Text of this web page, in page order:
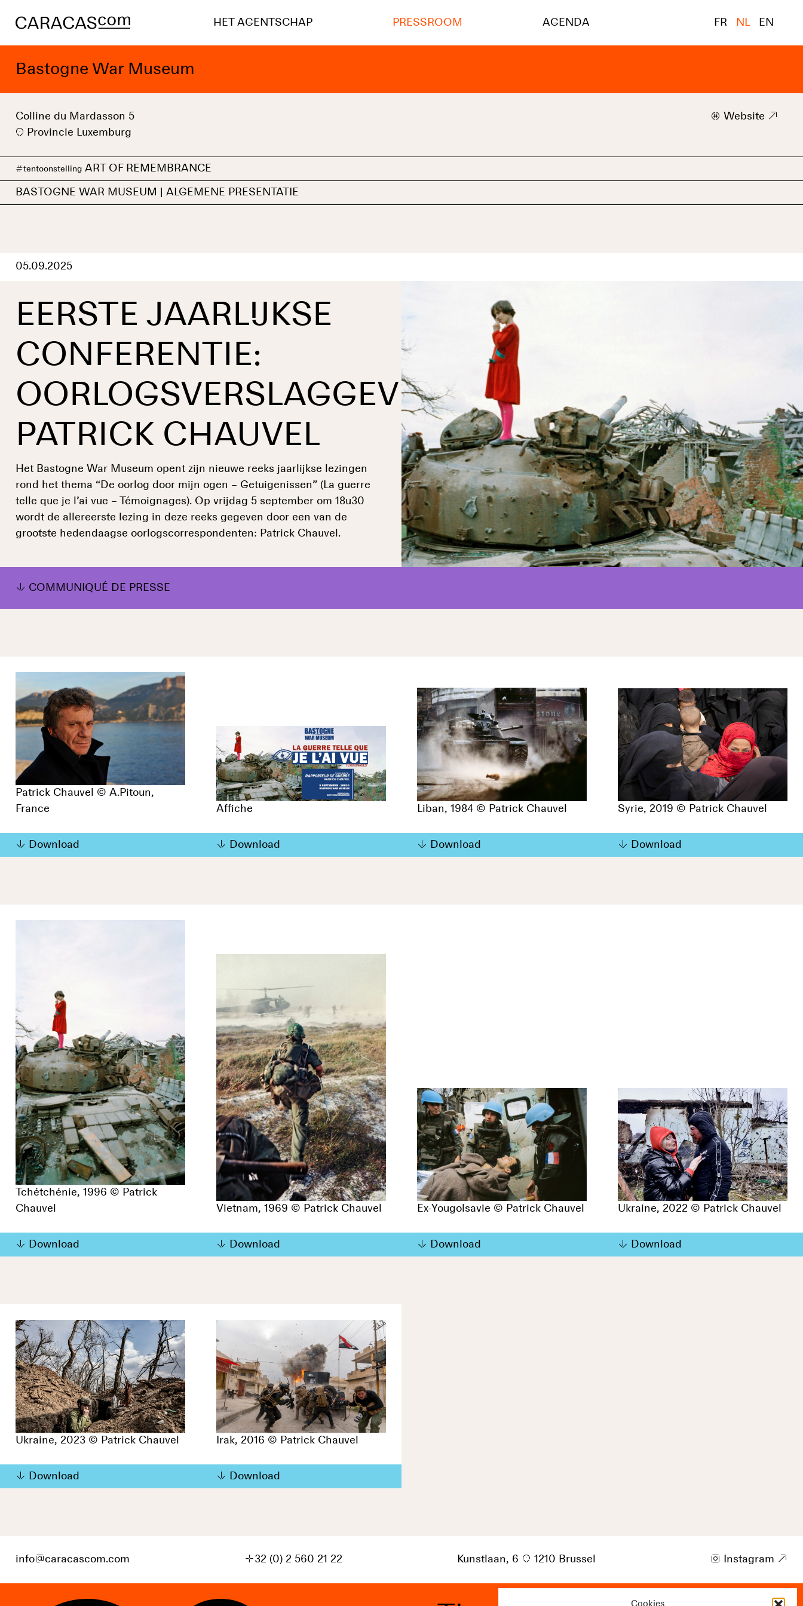
Cookies
HET AGENTSCHAP PRESSROOM AGENDA FR NL EN
Bastogne War Museum
Colline du Mardasson 5
Provincie Luxemburg
w Website 9
#tentoonstelling ART OF REMEMBRANCE
BASTOGNE WAR MUSEUM | ALGEMENE PRESENTATIE
05.09.2025
EERSTE JAARLIJKSE
CONFERENTIE:
OORLOGSVERSLAGGEVER.
PATRICK CHAUVEL
Het Bastogne War Museum opent zijn nieuwe reeks jaarlijkse lezingen
rond het thema “De oorlog door mijn ogen – Getuigenissen” (La guerre
telle que je l’ai vue – Témoignages). Op vrijdag 5 september om 18u30
wordt de allereerste lezing in deze reeks gegeven door een van de
grootste hedendaagse oorlogscorrespondenten: Patrick Chauvel.
COMMUNIQUÉ DE PRESSE
Patrick Chauvel © A.Pitoun,
France
Download
Affiche
Download
Liban, 1984 © Patrick Chauvel
Download
Syrie, 2019 © Patrick Chauvel
Download
Tchétchénie, 1996 © Patrick
Chauvel
Download
Vietnam, 1969 © Patrick Chauvel
Download
Ex-Yougolsavie © Patrick Chauvel
Download
Ukraine, 2022 © Patrick Chauvel
Download
Ukraine, 2023 © Patrick Chauvel
Download
Irak, 2016 © Patrick Chauvel
Download
info@caracascom.com +32 (0) 2 560 21 22 Kunstlaan, 6 p 1210 Brussel i Instagram 9